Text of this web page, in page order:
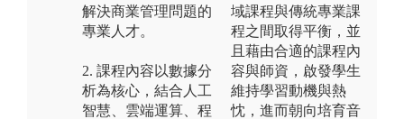
解決商業管理問題的
專業人才。
2. 課程內容以數據分
析為核心，結合人工
智慧、雲端運算、程
域課程與傳統專業課
程之間取得平衡，並
且藉由合適的課程內
容與師資，啟發學生
維持學習動機與熱
忱，進而朝向培育音